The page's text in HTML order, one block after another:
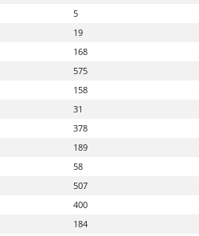
5
19
168
575
158
31
378
189
58
507
400
184